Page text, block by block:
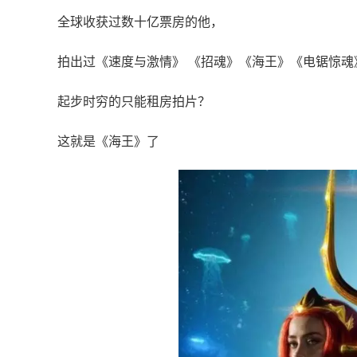
全球收获过数十亿票房的他，
拍出过《速度与激情》 《招魂》《海王》《电锯惊魂
起步时穷的只能租房拍片？
这就是《海王》了